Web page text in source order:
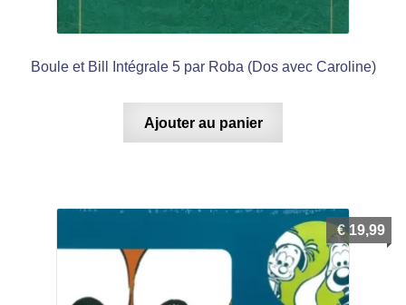
Boule et Bill Intégrale 5 par Roba (Dos avec Caroline)
Ajouter au panier
€19,99